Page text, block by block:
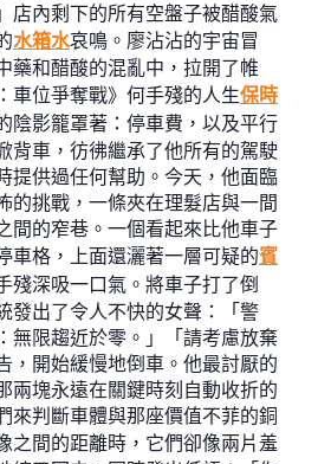
店內剩下的所有空盤子被醋酸氣
水箱水哀鳴。廖沾沾的宇宙冒
藥和醋酸的混亂中，拉開了帷
車位爭奪戰》何手殘的人生保時
陰影籠罩著：停車費，以及平行
背車，彷彿繼承了他所有的駕駛
提供過任何幫助。今天，他面臨
的挑戰，一條夾在理髮店與一間
間的窄巷。一個看起來比他車子
車格，上面還灑著一層可疑的賓
殘深吸一口氣。將車子打了倒
發出了令人不快的女聲：「警
無限趨近於零。」「請考慮放棄
，開始緩慢地倒車。他最討厭的
兩塊永遠在關鍵時刻自動收折的
來判斷車體與那座價值不菲的銅
之間的距離時，它們卻像兩片羞